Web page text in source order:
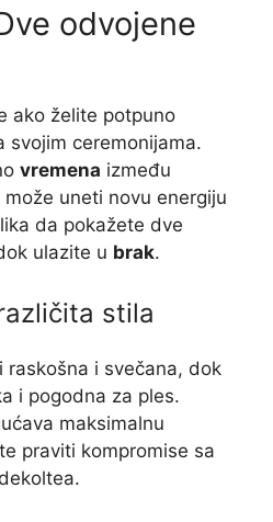
odvojene
ako želite potpuno
svojim ceremonijama.
vremena između
uneti novu energiju
da pokažete dve
ulazite u brak.
stila
raskošna i svečana, dok
i pogodna za ples.
maksimalnu
praviti kompromise sa